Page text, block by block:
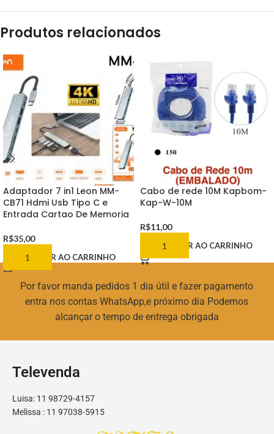
Produtos relacionados
Adaptador 7 in1 Leon MM-
CB71 Hdmi Usb Tipo C e
Entrada Cartao De Memoria
R$35,00
ADICIONAR AO CARRINHO
Cabo de rede 10M Kapbom-
Kap-W-10M
R$11,00
ADICIONAR AO CARRINHO
Por favor manda pedidos 1 dia útil e fazer pagamento
entra nos contas WhatsApp,e próximo dia Podemos
alcançar o tempo de entrega obrigada
Televenda
Luisa: 11 98729-4157
Melissa : 11 97038-5915